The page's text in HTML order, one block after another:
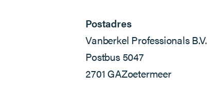
Postadres
Vanberkel Professionals B.V.
Postbus 5047
2701 GAZoetermeer